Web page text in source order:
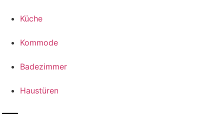
Küche
Kommode
Badezimmer
Haustüren